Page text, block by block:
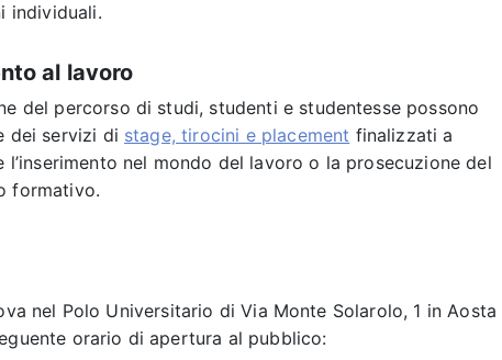
individuali.
al lavoro
del percorso di studi, studenti e studentesse possono
dei servizi di stage, tirocini e placement finalizzati a
l’inserimento nel mondo del lavoro o la prosecuzione del
formativo.
nel Polo Universitario di Via Monte Solarolo, 1 in Aosta
orario di apertura al pubblico: